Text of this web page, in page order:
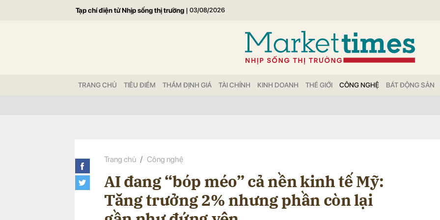
Tạp chí điện tử Nhịp sống thị trường | 03/08/2026
TRANG CHỦ TIÊU ĐIỂM THẨM ĐỊNH GIÁ TÀI CHÍNH KINH DOANH THẾ GIỚI CÔNG NGHỆ BẤT ĐỘNG SẢN
Trang chủ Công nghệ
AI đang “bóp méo” cả nền kinh tế Mỹ:
Tăng trưởng 2% nhưng phần còn lại
Gửi bình luận